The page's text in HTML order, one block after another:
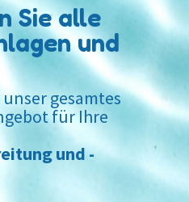
Sie alle
und
gesamtes
für Ihre
und -